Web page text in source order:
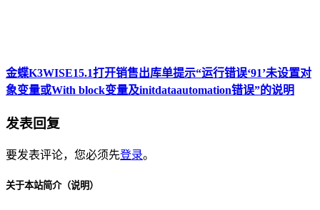
金蝶K3WISE15.1打开销售出库单提示“运行错误‘91’未设置对
象变量或With block变量及initdataautomation错误”的说明
发表回复
要发表评论，您必须先登录。
关于本站简介（说明）